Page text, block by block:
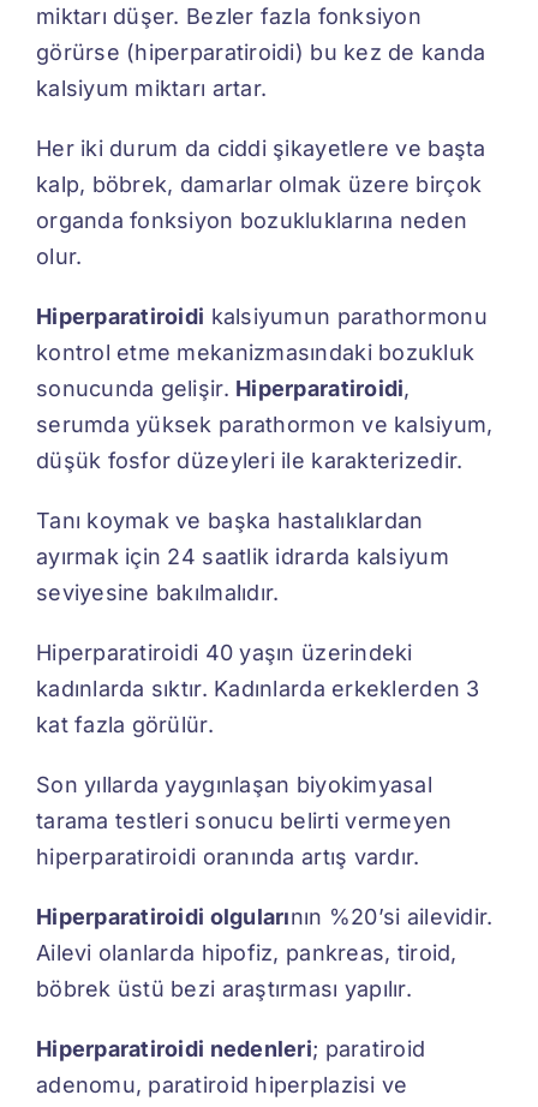
miktarı düşer. Bezler fazla fonksiyon
görürse (hiperparatiroidi) bu kez de kanda
kalsiyum miktarı artar.
Her iki durum da ciddi şikayetlere ve başta
kalp, böbrek, damarlar olmak üzere birçok
organda fonksiyon bozukluklarına neden
olur.
Hiperparatiroidi kalsiyumun parathormonu
kontrol etme mekanizmasındaki bozukluk
sonucunda gelişir. Hiperparatiroidi,
serumda yüksek parathormon ve kalsiyum,
düşük fosfor düzeyleri ile karakterizedir.
Tanı koymak ve başka hastalıklardan
ayırmak için 24 saatlik idrarda kalsiyum
seviyesine bakılmalıdır.
Hiperparatiroidi 40 yaşın üzerindeki
kadınlarda sıktır. Kadınlarda erkeklerden 3
kat fazla görülür.
Son yıllarda yaygınlaşan biyokimyasal
tarama testleri sonucu belirti vermeyen
hiperparatiroidi oranında artış vardır.
Hiperparatiroidi olgularının %20’si ailevidir.
Ailevi olanlarda hipofiz, pankreas, tiroid,
böbrek üstü bezi araştırması yapılır.
Hiperparatiroidi nedenleri; paratiroid
adenomu, paratiroid hiperplazisi ve